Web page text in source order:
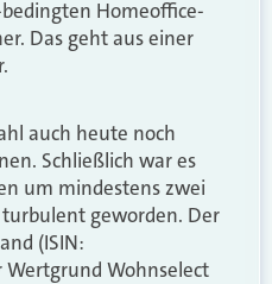
Homeoffice-
Das geht aus einer
auch heute noch
Schließlich war es
um mindestens zwei
geworden. Der
(ISIN:
Wertgrund Wohnselect